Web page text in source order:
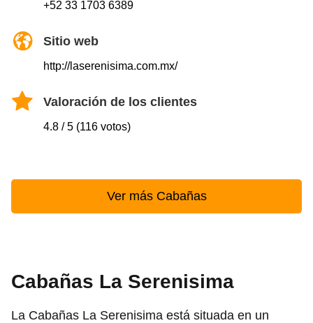
+52 33 1703 6389
Sitio web
http://laserenisima.com.mx/
Valoración de los clientes
4.8 / 5 (116 votos)
Ver más Cabañas
Cabañas La Serenisima
La Cabañas La Serenisima está situada en un